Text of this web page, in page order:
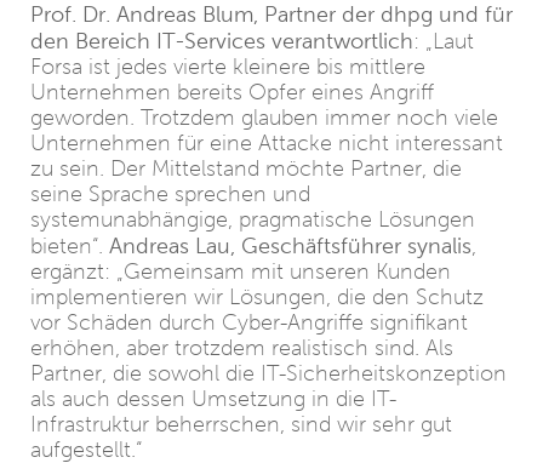
Prof. Dr. Andreas Blum, Partner der dhpg und für
den Bereich IT-Services verantwortlich: „Laut
Forsa ist jedes vierte kleinere bis mittlere
Unternehmen bereits Opfer eines Angriff
geworden. Trotzdem glauben immer noch viele
Unternehmen für eine Attacke nicht interessant
zu sein. Der Mittelstand möchte Partner, die
seine Sprache sprechen und
systemunabhängige, pragmatische Lösungen
bieten“. Andreas Lau, Geschäftsführer synalis,
ergänzt: „Gemeinsam mit unseren Kunden
implementieren wir Lösungen, die den Schutz
vor Schäden durch Cyber-Angriffe signifikant
erhöhen, aber trotzdem realistisch sind. Als
Partner, die sowohl die IT-Sicherheitskonzeption
als auch dessen Umsetzung in die IT-
Infrastruktur beherrschen, sind wir sehr gut
aufgestellt.“